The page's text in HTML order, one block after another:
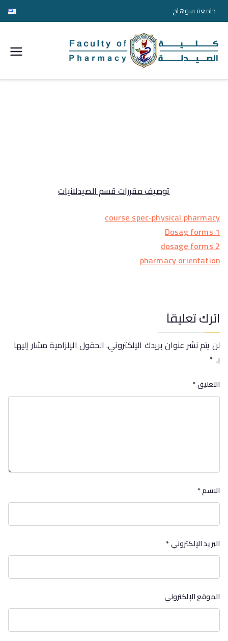
جامعة سوهاج
الصيدل
ج
توصيف مقررات قسم الصيدلانيات
course spec-physical pharmacy
Dosag forms 1
dosage forms 2
pharmacy orientation
اترك تعليقاً
لن يتم نشر عنوان بريدك الإلكتروني. الحقول الإلزامية مشار إليها
بـ*
التعليق*
الاسم*
البريد الإلكتروني*
الموقع الإلكتروني